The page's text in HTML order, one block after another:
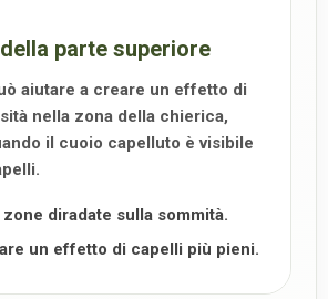
parte superiore
aiutare a creare un effetto di
nella zona della chierica,
il cuoio capelluto è visibile
diradate sulla sommità.
un effetto di capelli più pieni.